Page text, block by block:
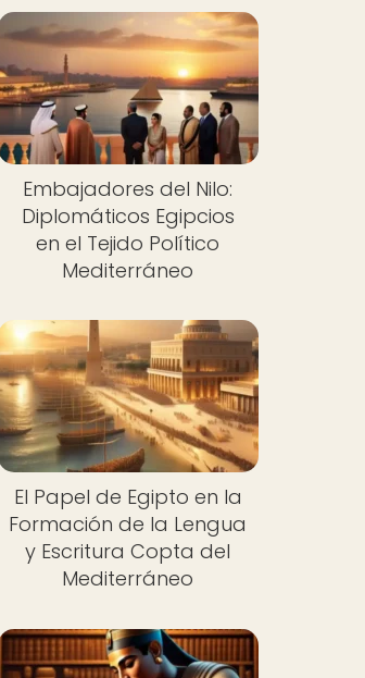
Embajadores del Nilo:
Diplomáticos Egipcios
en el Tejido Político
Mediterráneo
El Papel de Egipto en la
Formación de la Lengua
y Escritura Copta del
Mediterráneo